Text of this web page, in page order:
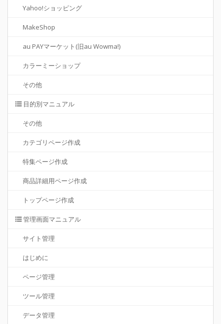
Yahoo!ショッピング
MakeShop
au PAYマーケット(旧au Wowma!)
カラーミーショップ
その他
目的別マニュアル
その他
カテゴリページ作成
特集ページ作成
商品詳細用ページ作成
トップページ作成
管理画面マニュアル
サイト管理
はじめに
ページ管理
ツール管理
データ管理